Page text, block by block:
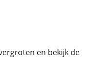
en bekijk de